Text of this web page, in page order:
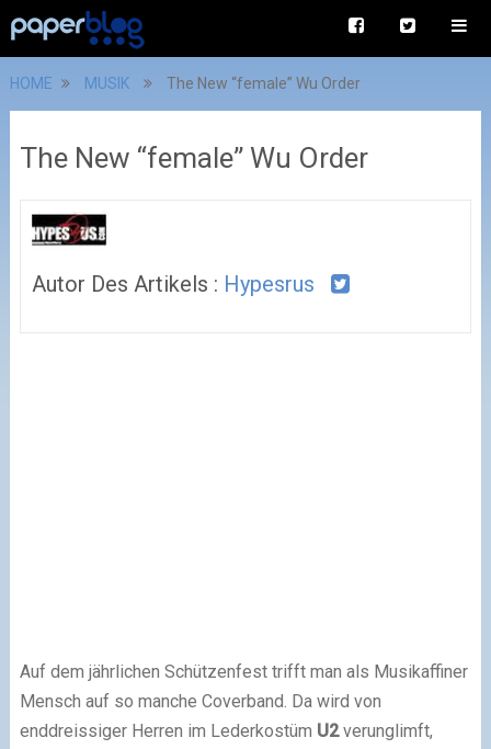
HOME MUSIK The New “female” Wu Order
The New “female” Wu Order
Autor Des Artikels : Hypesrus
Auf dem jährlichen Schützenfest trifft man als Musikaffiner
Mensch auf so manche Coverband. Da wird von
enddreissiger Herren im Lederkostüm U2verunglimft,